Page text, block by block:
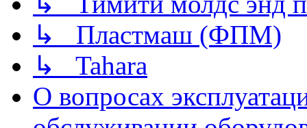
↳ Пластмаш (ФПМ)
↳ Tahara
О вопросах